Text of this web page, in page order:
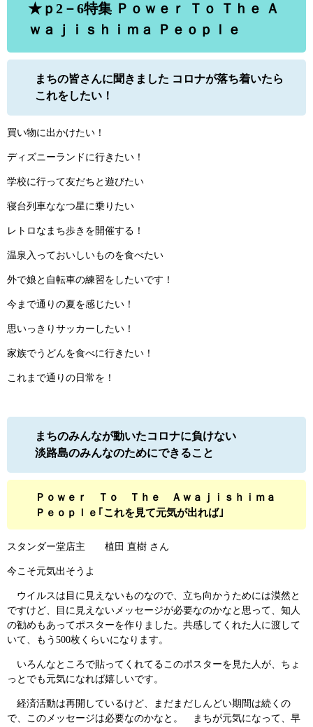
★ｐ2－6特集 Ｐｏｗｅｒ Ｔｏ Ｔｈｅ Ａ
ｗａｊｉｓｈｉｍａ Ｐｅｏｐｌｅ
まちの皆さんに聞きました コロナが落ち着いたら
これをしたい！
買い物に出かけたい！
ディズニーランドに行きたい！
学校に行って友だちと遊びたい
寝台列車ななつ星に乗りたい
レトロなまち歩きを開催する！
温泉入っておいしいものを食べたい
外で娘と自転車の練習をしたいです！
今まで通りの夏を感じたい！
思いっきりサッカーしたい！
家族でうどんを食べに行きたい！
これまで通りの日常を！
まちのみんなが動いたコロナに負けない
淡路島のみんなのためにできること
Ｐｏｗｅｒ Ｔｏ Ｔｈｅ Ａｗａｊｉｓｈｉｍａ
Ｐｅｏｐｌｅ｢これを見て元気が出れば｣
スタンダー堂店主 植田 直樹 さん
今こそ元気出そうよ
ウイルスは目に見えないものなので、立ち向かうためには漠然と
ですけど、目に見えないメッセージが必要なのかなと思って、知人
の勧めもあってポスターを作りました。共感してくれた人に渡して
いて、もう500枚くらいになります。
いろんなところで貼ってくれてるこのポスターを見た人が、ちょ
っとでも元気になれば嬉しいです。
経済活動は再開しているけど、まだまだしんどい期間は続くの
で、このメッセージは必要なのかなと。 まちが元気になって、早